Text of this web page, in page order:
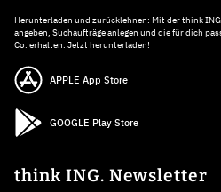
Herunterladen und zurücklehnen: Mit der think
angeben, Suchaufträge anlegen und die für dich
Co. erhalten. Jetzt herunterladen!
APPLE App Store
GOOGLE Play Store
think ING. Newsletter